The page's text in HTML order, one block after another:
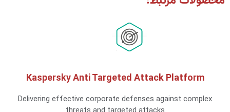
Kaspersky Anti Targeted Attack Platform
Delivering effective corporate defenses against complex
threats and targeted attacks